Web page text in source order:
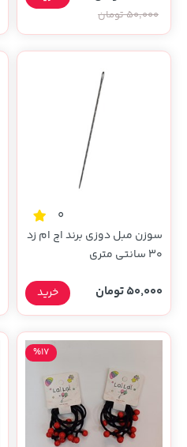
50,000 تومان
0
سوزن مبل دوزی برند اچ ام زد
30 سانتی متری
50,000 تومان خرید
%17